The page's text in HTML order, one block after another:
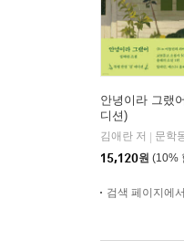
안녕이라 그랬
디션)
김애란 저
문학
15,120원 (10%
검색 페이지에